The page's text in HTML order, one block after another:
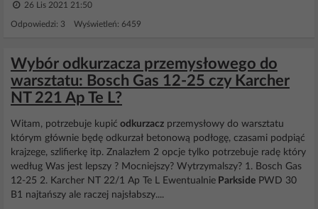
26 Lis 2021 21:50
Odpowiedzi: 3 Wyświetleń: 6459
Wybór odkurzacza przemysłowego do
warsztatu: Bosch Gas 12-25 czy Karcher
NT 221 Ap Te L?
Witam, potrzebuje kupić odkurzacz przemysłowy do warsztatu
którym głównie będę odkurzał betonową podłogę, czasami podpiąć
krajzege, szlifierkę itp. Znalazłem 2 opcje tylko potrzebuje radę który
według Was jest lepszy ? Mocniejszy? Wytrzymalszy? 1. Bosch Gas
12-25 2. Karcher NT 22/1 Ap Te L Ewentualnie Parkside PWD 30
B1 najtańszy ale raczej najsłabszy....